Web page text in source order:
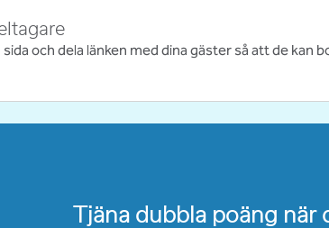
och dela länken med dina gäster så att de kan
Tjäna dubbla poäng